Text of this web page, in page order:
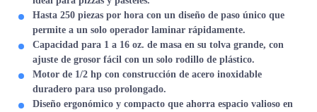
Hasta 250 piezas por hora con un diseño de paso único que
permite a un solo operador laminar rápidamente.
Capacidad para 1 a 16 oz. de masa en su tolva grande, con
ajuste de grosor fácil con un solo rodillo de plástico.
Motor de 1/2 hp con construcción de acero inoxidable
duradero para uso prolongado.
Diseño ergonómico y compacto que ahorra espacio valioso en